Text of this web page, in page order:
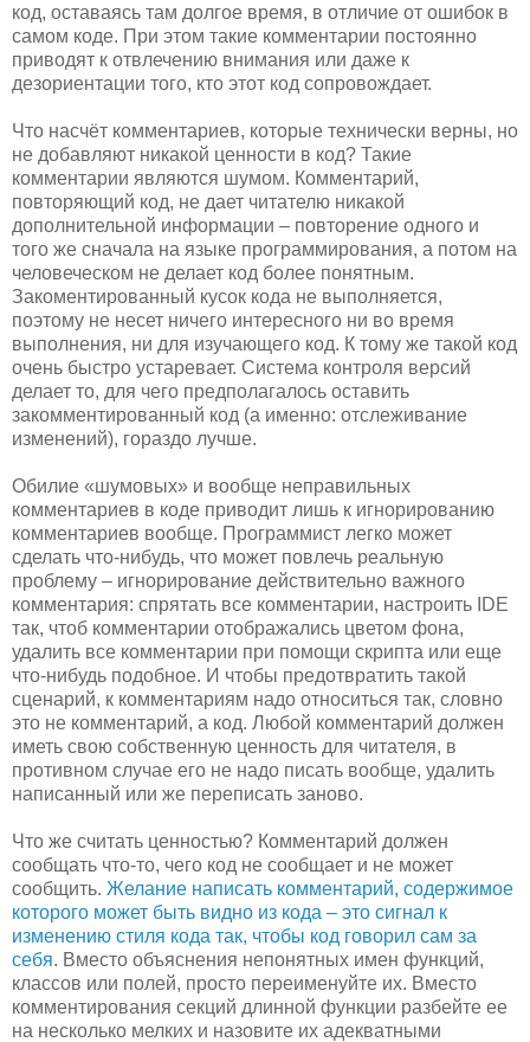
код, оставаясь там долгое время, в отличие от ошибок в
самом коде. При этом такие комментарии постоянно
приводят к отвлечению внимания или даже к
дезориентации того, кто этот код сопровождает.
Что насчёт комментариев, которые технически верны, но
не добавляют никакой ценности в код? Такие
комментарии являются шумом. Комментарий,
повторяющий код, не дает читателю никакой
дополнительной информации – повторение одного и
того же сначала на языке программирования, а потом на
человеческом не делает код более понятным.
Закоментированный кусок кода не выполняется,
поэтому не несет ничего интересного ни во время
выполнения, ни для изучающего код. К тому же такой код
очень быстро устаревает. Система контроля версий
делает то, для чего предполагалось оставить
закомментированный код (а именно: отслеживание
изменений), гораздо лучше.
Обилие «шумовых» и вообще неправильных
комментариев в коде приводит лишь к игнорированию
комментариев вообще. Программист легко может
сделать что-нибудь, что может повлечь реальную
проблему – игнорирование действительно важного
комментария: спрятать все комментарии, настроить IDE
так, чтоб комментарии отображались цветом фона,
удалить все комментарии при помощи скрипта или еще
что-нибудь подобное. И чтобы предотвратить такой
сценарий, к комментариям надо относиться так, словно
это не комментарий, а код. Любой комментарий должен
иметь свою собственную ценность для читателя, в
противном случае его не надо писать вообще, удалить
написанный или же переписать заново.
Что же считать ценностью? Комментарий должен
сообщать что-то, чего код не сообщает и не может
сообщить. Желание написать комментарий, содержимое
которого может быть видно из кода – это сигнал к
изменению стиля кода так, чтобы код говорил сам за
себя. Вместо объяснения непонятных имен функций,
классов или полей, просто переименуйте их. Вместо
комментирования секций длинной функции разбейте ее
на несколько мелких и назовите их адекватными